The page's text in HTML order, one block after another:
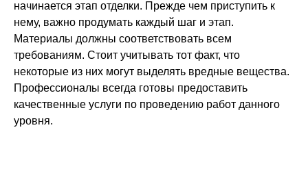
Дачные дома
[ о компании ]
Построенные объекты
Видеообзоры домов
Отзывы о компании
начинается этап отделки. Прежде чем приступить к
нему, важно продумать каждый шаг и этап.
Материалы должны соответствовать всем
требованиям. Стоит учитывать тот факт, что
некоторые из них могут выделять вредные вещества.
Профессионалы всегда готовы предоставить
качественные услуги по проведению работ данного
уровня.